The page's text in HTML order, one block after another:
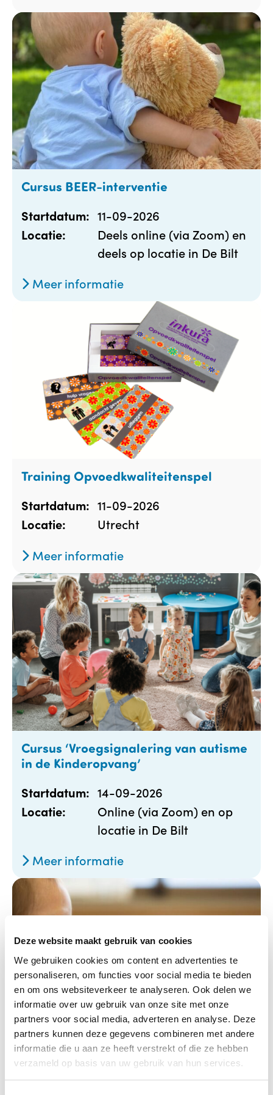
Deze website maakt gebruik van cookies
We gebruiken cookies om content en advertenties te
personaliseren, om functies voor social media te bieden
en om ons websiteverkeer te analyseren. Ook delen we
informatie over uw gebruik van onze site met onze
partners voor social media, adverteren en analyse. Deze
partners kunnen deze gegevens combineren met andere
informatie die u aan ze heeft verstrekt of die ze hebben
verzameld op basis van uw gebruik van hun services.
Cursus BEER-interventie
Startdatum: 11-09-2026
Locatie:
Deels online (via Zoom) en
deels op locatie in De Bilt
Meer informatie
Training Opvoedkwaliteitenspel
Startdatum: 11-09-2026
Locatie:
Utrecht
Meer informatie
Cursus ‘Vroegsignalering van autisme
in de Kinderopvang’
Startdatum: 14-09-2026
Locatie:
Online (via Zoom) en op
locatie in De Bilt
Meer informatie
Webinar ‘BEER – als de ontwikkeling
van een kind niet vanzelf gaat’